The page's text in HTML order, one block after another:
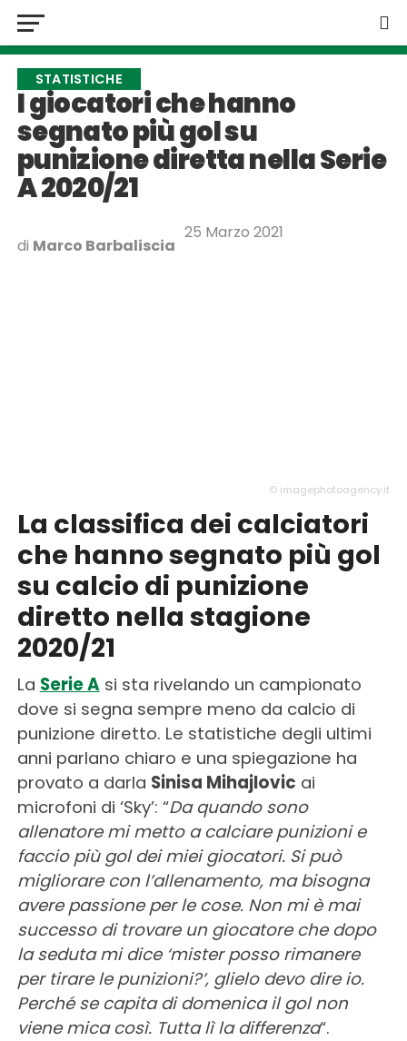
STATISTICHE
I giocatori che hanno
segnato più gol su
punizione diretta nella Serie
A 2020/21
di Marco Barbaliscia
25 Marzo 2021
© imagephotoagency.it
La classifica dei calciatori
che hanno segnato più gol
su calcio di punizione
diretto nella stagione
2020/21
La Serie Asi sta rivelando un campionato
dove si segna sempre meno da calcio di
punizione diretto. Le statistiche degli ultimi
anni parlano chiaro e una spiegazione ha
provato a darla Sinisa Mihajlovic ai
microfoni di ‘Sky’: “Da quando sono
allenatore mi metto a calciare punizioni e
faccio più gol dei miei giocatori. Si può
migliorare con l’allenamento, ma bisogna
avere passione per le cose. Non mi è mai
successo di trovare un giocatore che dopo
la seduta mi dice ‘mister posso rimanere
per tirare le punizioni?’, glielo devo dire io.
Perché se capita di domenica il gol non
viene mica così. Tutta lì la differenza“.